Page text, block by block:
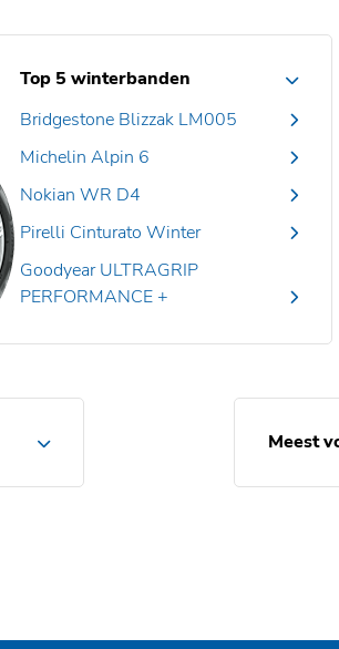
Top 5 winterbanden
Bridgestone Blizzak LM005
Michelin Alpin 6
Nokian WR D4
Pirelli Cinturato Winter
Goodyear ULTRAGRIP
PERFORMANCE +
Meest